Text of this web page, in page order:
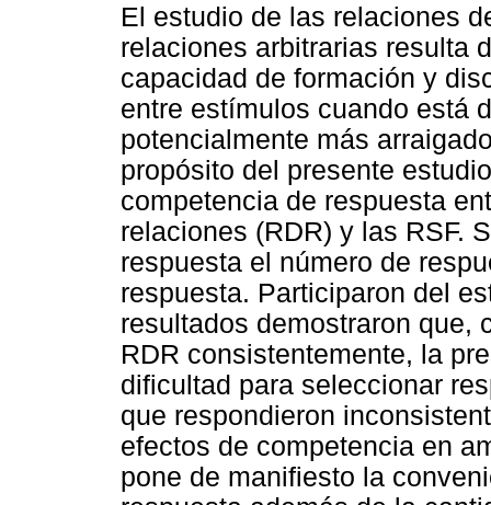
El estudio de las relaciones
relaciones arbitrarias resulta
capacidad de formación y
entre estímulos cuando está
potencialmente más
propósito del presente
competencia de respuesta
relaciones (RDR) y las RSF.
respuesta el número de
respuesta. Participaron del
resultados demostraron que,
RDR consistentemente, la
dificultad para seleccionar
que respondieron
efectos de competencia en
pone de manifiesto la